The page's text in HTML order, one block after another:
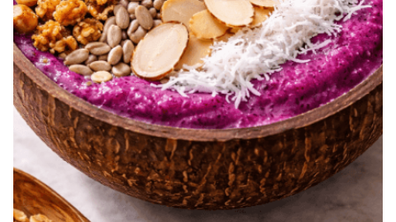
Secara Praktis
Proses pembuatan granola sebenarnya sangat mudah
dan juga cepat dilakukan. Anda hanya perlu mengikuti
urutan yang benar agar tidak gosong.Berikut adalah
daftar langkah membuat Granola Rumahan Tanpa
Gula yang anti gagal:
Campur Bahan Kering:Masukkan oat, kacang,
dan biji-bijian ke wadah besar.